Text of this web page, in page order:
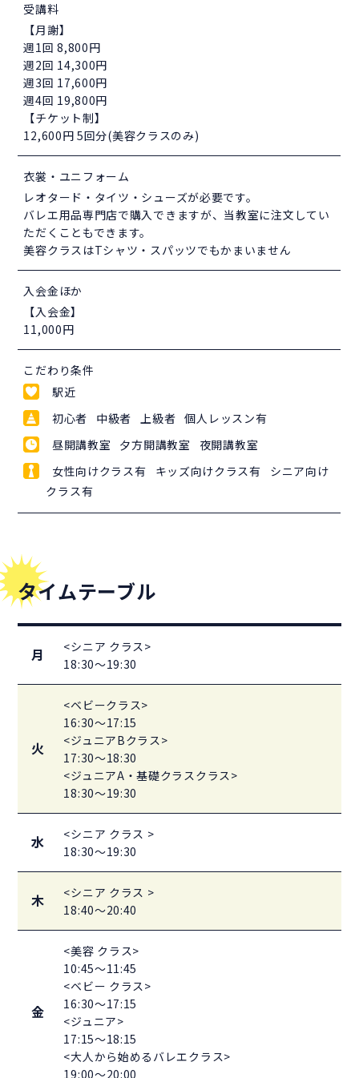
受講料
【月謝】
週1回 8,800円
週2回 14,300円
週3回 17,600円
週4回 19,800円
【チケット制】
12,600円 5回分(美容クラスのみ)
衣裳・ユニフォーム
レオタード・タイツ・シューズが必要です。
バレエ用品専門店で購入できますが、当教室に注文してい
ただくこともできます。
美容クラスはTシャツ・スパッツでもかまいません
入会金ほか
【入会金】
11,000円
こだわり条件
駅近
初心者 中級者 上級者 個人レッスン有
昼開講教室 夕方開講教室 夜開講教室
女性向けクラス有 キッズ向けクラス有 シニア向け
クラス有
タイムテーブル
月
<シニア クラス>
18:30～19:30
火
<ベビークラス>
16:30～17:15
<ジュニアBクラス>
17:30～18:30
<ジュニアA・基礎クラスクラス>
18:30～19:30
水
<シニア クラス >
18:30～19:30
木
<シニア クラス >
18:40～20:40
金
<美容 クラス>
10:45～11:45
<ベビー クラス>
16:30～17:15
<ジュニア>
17:15～18:15
<大人から始めるバレエクラス>
19:00～20:00